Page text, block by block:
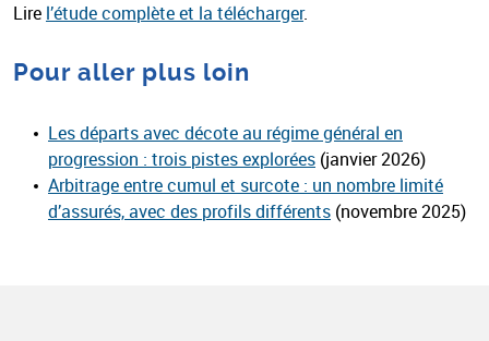
Lire l’étude complète et la télécharger.
Pour aller plus loin
Les départs avec décote au régime général en
progression : trois pistes explorées (janvier 2026)
Arbitrage entre cumul et surcote : un nombre limité
d’assurés, avec des profils différents (novembre 2025)